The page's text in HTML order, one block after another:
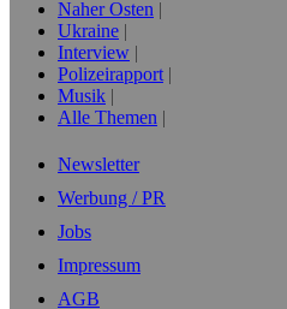
Naher Osten
Ukraine
Interview
Polizeirapport
Musik
Alle Themen
Newsletter
Werbung / PR
Jobs
Impressum
AGB